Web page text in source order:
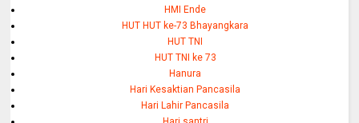
HMI Ende
HUT HUT ke-73 Bhayangkara
HUT TNI
HUT TNI ke 73
Hanura
Hari Kesaktian Pancasila
Hari Lahir Pancasila